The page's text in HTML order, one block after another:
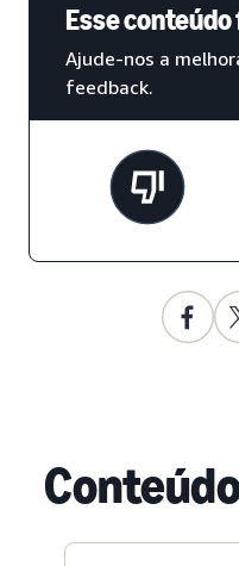
Esse
Ajude-nos a
feedback.